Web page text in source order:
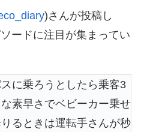
)さんが投稿し
ードに注目が集まってい
に乗ろうとしたら乗客3
素早さでベビーカー乗せ
るときは運転手さんが秒